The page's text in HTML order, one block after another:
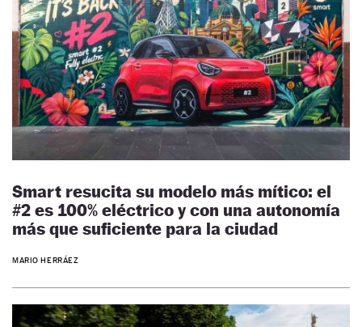
Smart resucita su modelo más mítico: el
#2 es 100% eléctrico y con una autonomía
más que suficiente para la ciudad
MARIO HERRÁEZ